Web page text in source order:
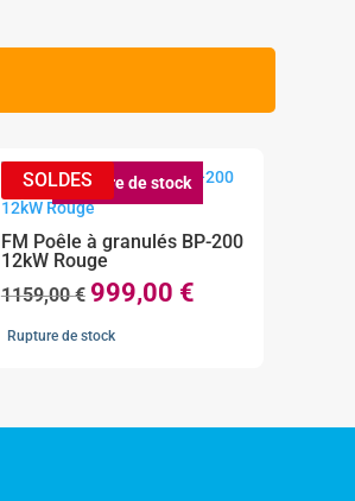
Rupture de stock
FM Poêle à granulés BP-200
12kW Rouge
1159,00€ Le
prix
999,00 €Le
Rupture de stock